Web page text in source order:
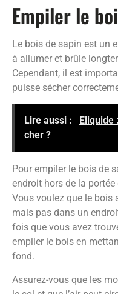
Empiler le
Le bois de sapin est un
à allumer et brûle
Cependant, il est
puisse sécher
Lire aussi :
Eliquide
cher ?
Pour empiler le bois de
endroit hors de la
Vous voulez que le bois
mais pas dans un
fois que vous avez
empiler le bois en
fond.
Assurez-vous que les